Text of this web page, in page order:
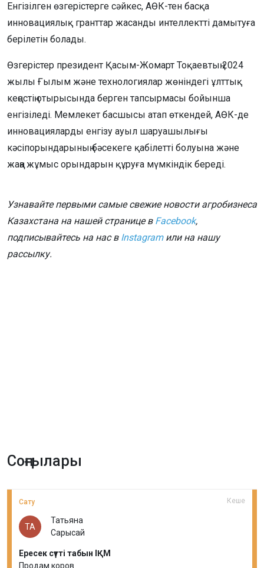
Енгізілген өзгерістерге сәйкес, АӨК-тен басқа
инновациялық гранттар жасанды интеллектті дамытуға
берілетін болады.
Өзгерістер президент Қасым-Жомарт Тоқаевтың 2024
жылы Ғылым және технологиялар жөніндегі ұлттық
кеңестің отырысында берген тапсырмасы бойынша
енгізіледі. Мемлекет басшысы атап өткендей, АӨК-де
инновацияларды енгізу ауыл шаруашылығы
кәсіпорындарының бәсекеге қабілетті болуына және
жаңа жұмыс орындарын құруға мүмкіндік береді.
Узнавайте первыми самые свежие новости агробизнеса
Казахстана на нашей странице в Facebook,
подписывайтесь на нас в Instagramили на нашу
рассылку.
Соңғылары
Сату Кеше
ТА
Татьяна
Сарысай
Ересек сүтті табын ІҚМ
Продам коров